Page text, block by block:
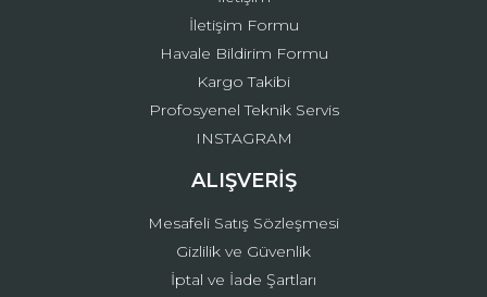
Gönder
İletişim Formu
Havale Bildirim Formu
Kargo Takibi
Profosyenel Teknik Servis
INSTAGRAM
ALIŞVERİŞ
Mesafeli Satış Sözleşmesi
Gizlilik ve Güvenlik
İptal ve İade Şartları